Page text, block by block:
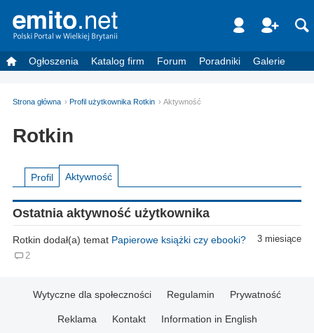
Ogłoszenia Katalog firm Forum Poradniki Galerie
Strona główna Profil użytkownika Rotkin Aktywność
Rotkin
Profil Aktywność
Ostatnia aktywność użytkownika
3 miesiące
Rotkin dodał(a) temat Papierowe książki czy ebooki?
2
Wytyczne dla społeczności Regulamin Prywatność
Reklama Kontakt Information in English